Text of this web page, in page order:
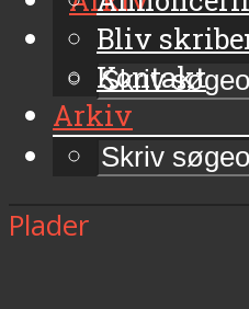
Bliv
Kontakt
Arkiv
Plader